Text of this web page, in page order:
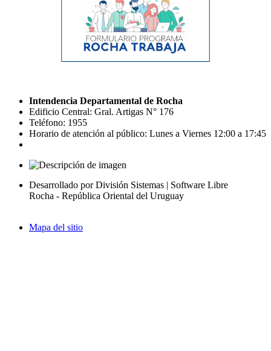
Intendencia Departamental de Rocha
Edificio Central: Gral. Artigas N° 176
Teléfono: 1955
Horario de atención al público: Lunes a Viernes 12:00 a 17:45
Desarrollado por División Sistemas | Software Libre
Rocha - República Oriental del Uruguay
Mapa del sitio